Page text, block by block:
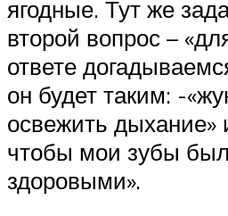
ягодные. Тут же
второй вопрос –
ответе
он будет таким: -
освежить дыхание»
чтобы мои зубы
здоровыми».